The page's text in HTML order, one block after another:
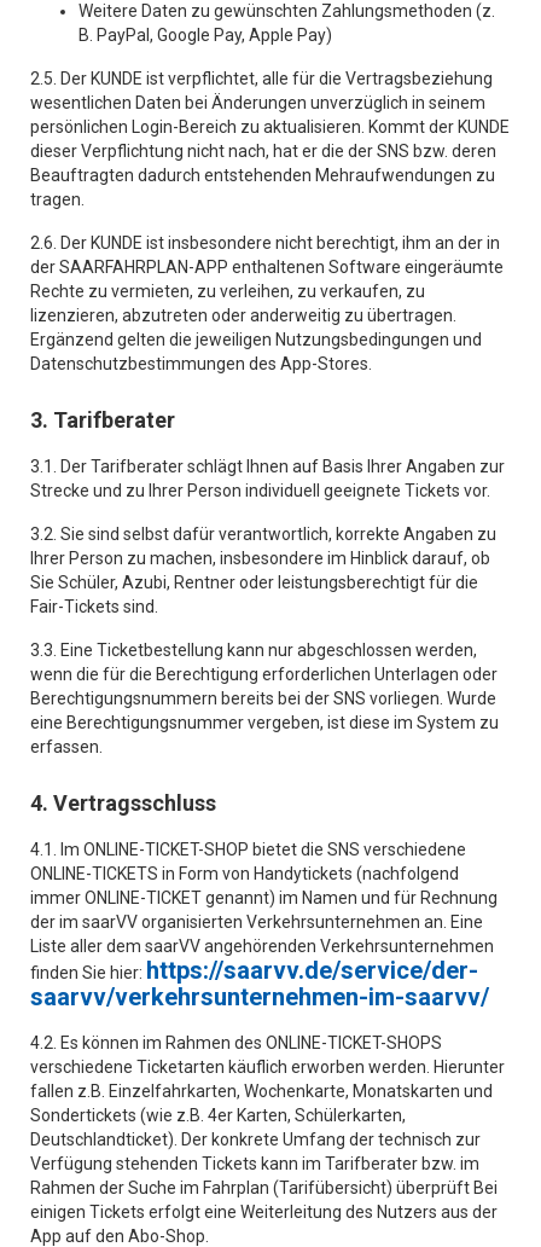
Weitere Daten zu gewünschten Zahlungsmethoden (z.
B. PayPal, Google Pay, Apple Pay)
2.5. Der KUNDE ist verpflichtet, alle für die Vertragsbeziehung
wesentlichen Daten bei Änderungen unverzüglich in seinem
persönlichen Login-Bereich zu aktualisieren. Kommt der KUNDE
dieser Verpflichtung nicht nach, hat er die der SNS bzw. deren
Beauftragten dadurch entstehenden Mehraufwendungen zu
tragen.
2.6. Der KUNDE ist insbesondere nicht berechtigt, ihm an der in
der SAARFAHRPLAN-APP enthaltenen Software eingeräumte
Rechte zu vermieten, zu verleihen, zu verkaufen, zu
lizenzieren, abzutreten oder anderweitig zu übertragen.
Ergänzend gelten die jeweiligen Nutzungsbedingungen und
Datenschutzbestimmungen des App-Stores.
3. Tarifberater
3.1. Der Tarifberater schlägt Ihnen auf Basis Ihrer Angaben zur
Strecke und zu Ihrer Person individuell geeignete Tickets vor.
3.2. Sie sind selbst dafür verantwortlich, korrekte Angaben zu
Ihrer Person zu machen, insbesondere im Hinblick darauf, ob
Sie Schüler, Azubi, Rentner oder leistungsberechtigt für die
Fair-Tickets sind.
3.3. Eine Ticketbestellung kann nur abgeschlossen werden,
wenn die für die Berechtigung erforderlichen Unterlagen oder
Berechtigungsnummern bereits bei der SNS vorliegen. Wurde
eine Berechtigungsnummer vergeben, ist diese im System zu
erfassen.
4. Vertragsschluss
4.1. Im ONLINE-TICKET-SHOP bietet die SNS verschiedene
ONLINE-TICKETS in Form von Handytickets (nachfolgend
immer ONLINE-TICKET genannt) im Namen und für Rechnung
der im saarVV organisierten Verkehrsunternehmen an. Eine
Liste aller dem saarVV angehörenden Verkehrsunternehmen
finden Sie hier: https://saarvv.de/service/der-
saarvv/verkehrsunternehmen-im-saarvv/
4.2. Es können im Rahmen des ONLINE-TICKET-SHOPS
verschiedene Ticketarten käuflich erworben werden. Hierunter
fallen z.B. Einzelfahrkarten, Wochenkarte, Monatskarten und
Sondertickets (wie z.B. 4er Karten, Schülerkarten,
Deutschlandticket). Der konkrete Umfang der technisch zur
Verfügung stehenden Tickets kann im Tarifberater bzw. im
Rahmen der Suche im Fahrplan (Tarifübersicht) überprüft Bei
einigen Tickets erfolgt eine Weiterleitung des Nutzers aus der
App auf den Abo-Shop.